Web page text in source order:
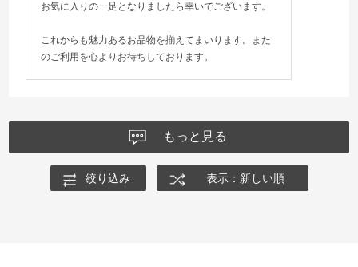
お気に入りの一足となりましたら幸いでございます。
これからも魅力あるお品物を揃えてまいります。また
のご利用を心よりお待ちしております。
もっと見る
絞り込み 表示：新しい順